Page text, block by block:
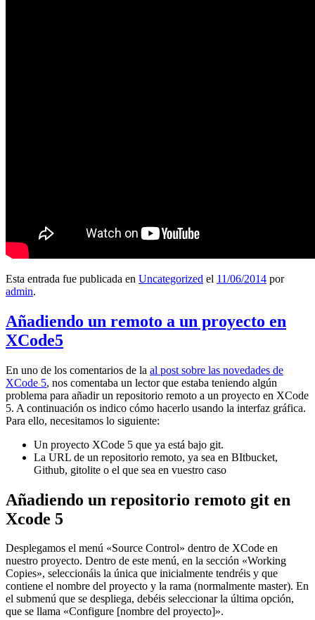
Esta entrada fue publicada en Uncategorized el 11/06/2014 por
admin.
Añadiendo un remoto a un proyecto en
XCode5
En uno de los comentarios de la al post sobre las novedades de
XCode 5, nos comentaba un lector que estaba teniendo algún
problema para añadir un repositorio remoto a un proyecto en XCode
5. A continuación os indico cómo hacerlo usando la interfaz gráfica.
Para ello, necesitamos lo siguiente:
Un proyecto XCode 5 que ya está bajo git.
La URL de un repositorio remoto, ya sea en BItbucket,
Github, gitolite o el que sea en vuestro caso
Añadiendo un repositorio remoto git en
Xcode 5
Desplegamos el menú «Source Control» dentro de XCode en
nuestro proyecto. Dentro de este menú, en la sección «Working
Copies», seleccionáis la única que inicialmente tendréis y que
contiene el nombre del proyecto y la rama (normalmente master). En
el submenú que se despliega, debéis seleccionar la última opción,
que se llama «Configure [nombre del proyecto]».